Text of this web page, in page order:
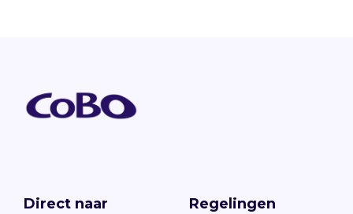
Direct naar Regelingen